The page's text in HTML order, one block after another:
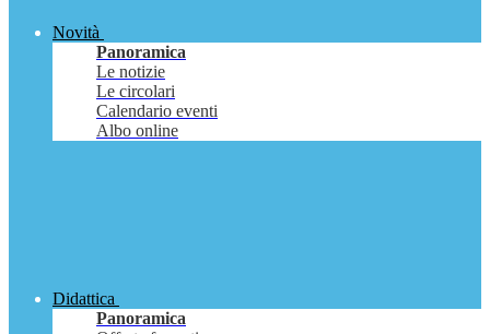
Novità
Panoramica
Le notizie
Le circolari
Calendario eventi
Albo online
Didattica
Panoramica